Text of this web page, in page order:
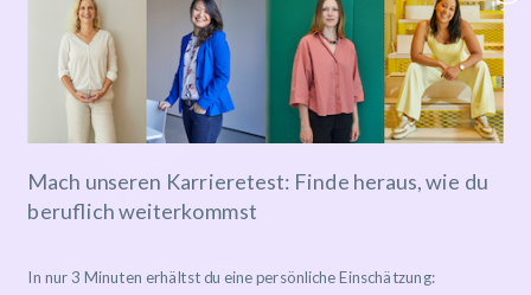
Mach unseren Karrieretest: Finde heraus, wie du
beruflich weiterkommst
In nur 3 Minuten erhältst du eine persönliche Einschätzung: